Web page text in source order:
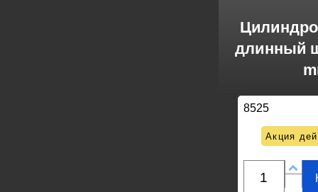
длинный
8525
Акция